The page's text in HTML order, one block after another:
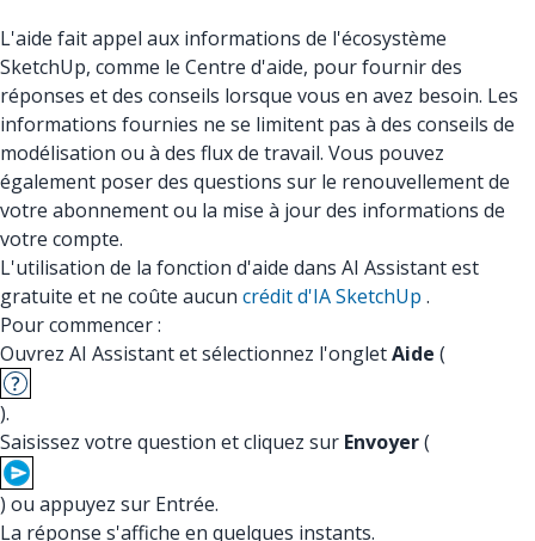
L'aide fait appel aux informations de l'écosystème
SketchUp, comme le Centre d'aide, pour fournir des
réponses et des conseils lorsque vous en avez besoin. Les
informations fournies ne se limitent pas à des conseils de
modélisation ou à des flux de travail. Vous pouvez
également poser des questions sur le renouvellement de
votre abonnement ou la mise à jour des informations de
votre compte.
L'utilisation de la fonction d'aide dans AI Assistant est
gratuite et ne coûte aucun crédit d'IA SketchUp .
Pour commencer :
Ouvrez AI Assistant et sélectionnez l'ongletAide (
).
Saisissez votre question et cliquez sur Envoyer(
) ou appuyez sur Entrée.
La réponse s'affiche en quelques instants.